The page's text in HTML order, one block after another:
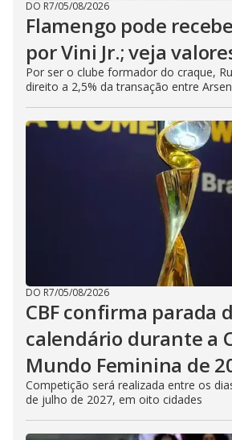
DO R7/05/08/2026
Flamengo pode
por Vini Jr.; veja
Por ser o clube formador do craque,
direito a 2,5% da transação entre
DO R7/05/08/2026
CBF confirma parada
calendário durante a
Mundo Feminina de
Competição será realizada entre os
de julho de 2027, em oito cidades